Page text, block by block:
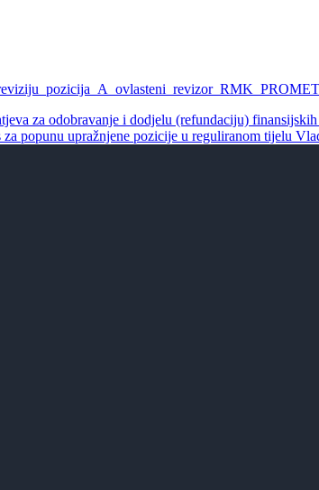
za odobravanje i dodjelu (refundaciju)
popunu upražnjene pozicije u reguliranom tijelu